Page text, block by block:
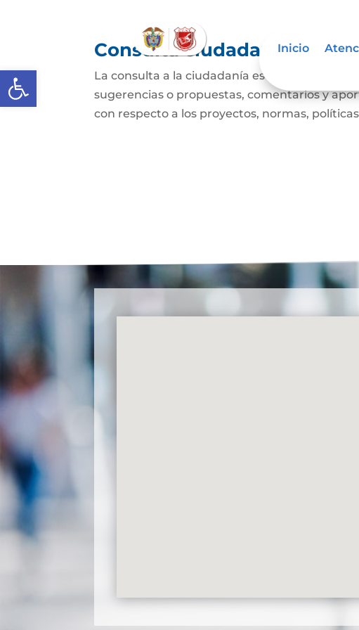
Abrir barra de herramientas
Inicio
Consulta ciudadana
La consulta a la ciudadanía es un mecanismo
sugerencias o propuestas, comentarios y
con respecto a los proyectos, normas,